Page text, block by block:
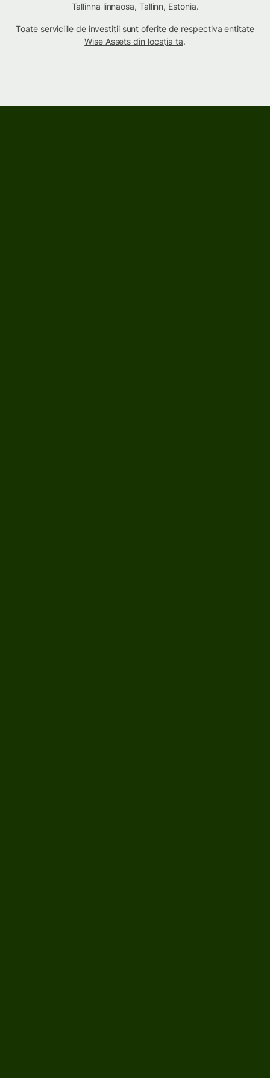
Tallinna linnaosa, Tallinn, Estonia.
Toate serviciile de investiții sunt oferite de respectivaentitate
Wise Assets din locația ta.